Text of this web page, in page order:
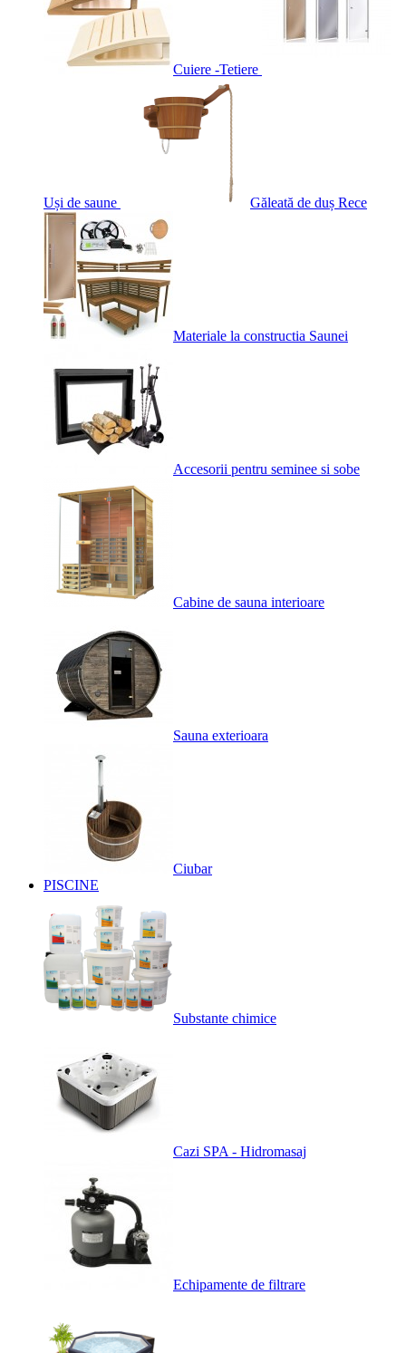
Cuiere -Tetiere
Uși de saune Găleată de duș Rece
Materiale la constructia Saunei
Accesorii pentru seminee si sobe
Cabine de sauna interioare
Sauna exterioara
Ciubar
PISCINE
Substante chimice
Cazi SPA - Hidromasaj
Echipamente de filtrare